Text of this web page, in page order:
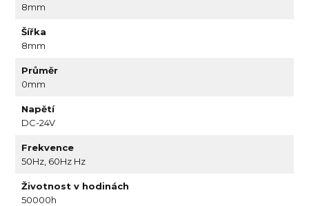
8mm
Šířka
8mm
Průměr
0mm
Napětí
DC-24V
Frekvence
50Hz, 60Hz Hz
Životnost v hodinách
50000h